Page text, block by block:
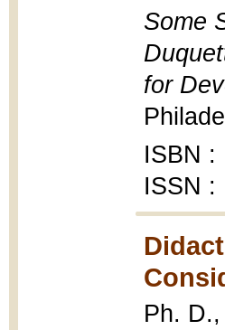
Some
for
ISBN :
ISSN :
Ph. D.,